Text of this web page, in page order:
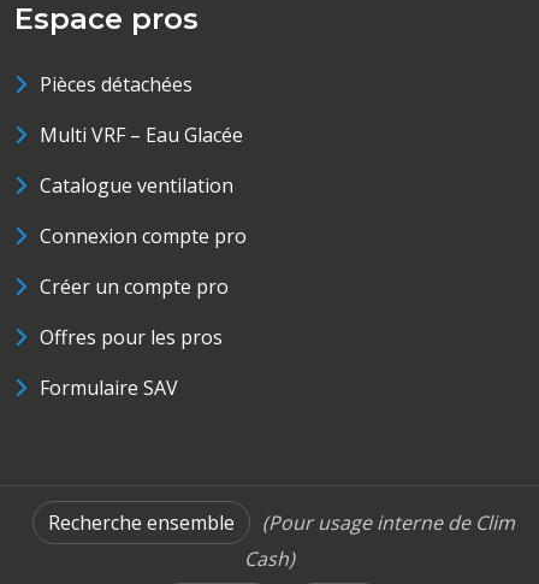
Espace pros
Pièces détachées
Multi VRF – Eau Glacée
Catalogue ventilation
Connexion compte pro
Créer un compte pro
Offres pour les pros
Formulaire SAV
Recherche ensemble
(Pour usage interne de Clim
Cash)